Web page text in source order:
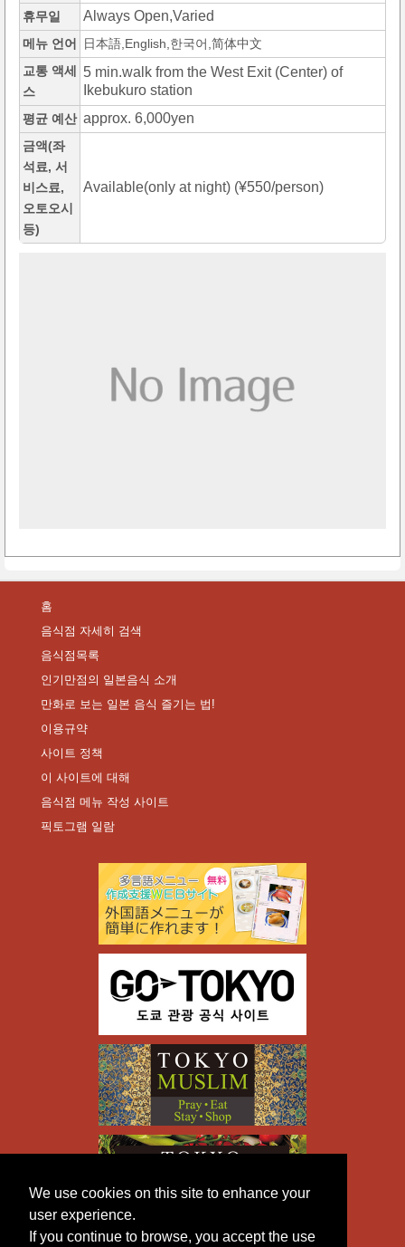
We use cookies on this site to enhance your
user experience.
If you continue to browse, you accept the use
휴무일 Always Open,Varied
메뉴 언어
日本語,English,한국어,简体中文
교통 액세
스
5 min.walk from the West Exit (Center) of
Ikebukuro station
평균 예산 approx. 6,000yen
금액(좌
석료, 서
비스료,
오토오시
등)
Available(only at night) (¥550/person)
홈
음식점 자세히 검색
음식점목록
인기만점의 일본음식 소개
만화로 보는 일본 음식 즐기는 법!
이용규약
사이트 정책
이 사이트에 대해
음식점 메뉴 작성 사이트
픽토그램 일람